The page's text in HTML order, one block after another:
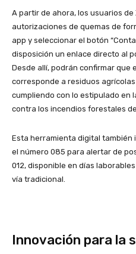
A partir de ahora, los usuarios
autorizaciones de quemas de
app y seleccionar el botón
disposición un enlace directo al
Desde allí, podrán confirmar que
corresponde a residuos
cumpliendo con lo estipulado en
contra los incendios forestales
Esta herramienta digital también
el número 085 para alertar de
012, disponible en días
vía tradicional.
Innovación para la